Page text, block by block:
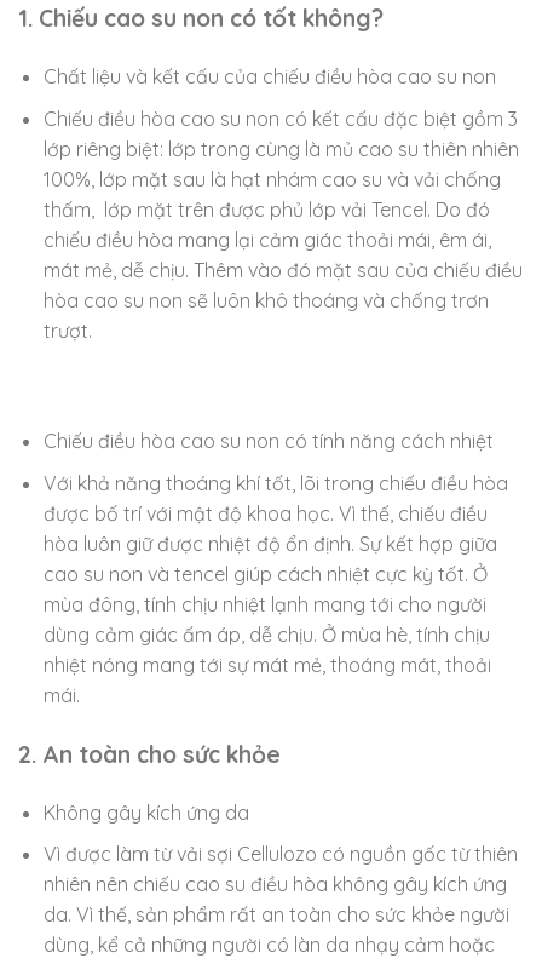
1. Chiếu cao su non có tốt không?
Chất liệu và kết cấu của chiếu điều hòa cao su non
Chiếu điều hòa cao su non có kết cấu đặc biệt gồm 3
lớp riêng biệt: lớp trong cùng là mủ cao su thiên nhiên
100%, lớp mặt sau là hạt nhám cao su và vải chống
thấm, lớp mặt trên được phủ lớp vải Tencel. Do đó
chiếu điều hòa mang lại cảm giác thoải mái, êm ái,
mát mẻ, dễ chịu. Thêm vào đó mặt sau của chiếu điều
hòa cao su non sẽ luôn khô thoáng và chống trơn
trượt.
Chiếu điều hòa cao su non có tính năng cách nhiệt
Với khả năng thoáng khí tốt, lõi trong chiếu điều hòa
được bố trí với mật độ khoa học. Vì thế, chiếu điều
hòa luôn giữ được nhiệt độ ổn định. Sự kết hợp giữa
cao su non và tencel giúp cách nhiệt cực kỳ tốt. Ở
mùa đông, tính chịu nhiệt lạnh mang tới cho người
dùng cảm giác ấm áp, dễ chịu. Ở mùa hè, tính chịu
nhiệt nóng mang tới sự mát mẻ, thoáng mát, thoải
mái.
2. An toàn cho sức khỏe
Không gây kích ứng da
Vì được làm từ vải sợi Cellulozo có nguồn gốc từ thiên
nhiên nên chiếu cao su điều hòa không gây kích ứng
da. Vì thế, sản phẩm rất an toàn cho sức khỏe người
dùng, kể cả những người có làn da nhạy cảm hoặc